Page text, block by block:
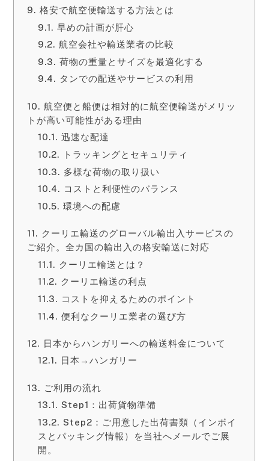
格安で航空便輸送する方法とは
早めの計画が肝心
航空会社や輸送業者の比較
荷物の重量とサイズを最適化する
タンでの配送やサービスの利用
航空便と船便は相対的に航空便輸送がメリッ
トが高い可能性がある理由
迅速な配達
トラッキングとセキュリティ
多様な荷物の取り扱い
コストと利便性のバランス
環境への配慮
クーリエ輸送のグローバル輸出入サービスの
ご紹介。全カ国の輸出入の格安輸送に対応
クーリエ輸送とは？
クーリエ輸送の利点
コストを抑えるためのポイント
便利なクーリエ業者の選び方
日本からハンガリーへの輸送料金について
日本→ハンガリー
ご利用の流れ
Step1：出荷貨物準備
Step2：ご用意した出荷書類（インボイ
スとパッキング情報）を当社へメールでご展
開。